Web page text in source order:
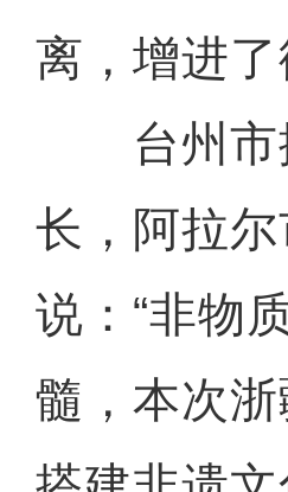
离，增进
台州市
长，阿拉
说：“非物
髓，本次